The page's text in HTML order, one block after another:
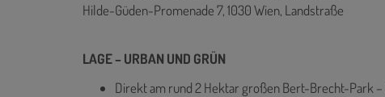
Hilde-Güden-Promenade 7, 1030 Wien, Landstraße
LAGE – URBAN UND GRÜN
Direkt am rund 2 Hektar großen Bert-Brecht-Park